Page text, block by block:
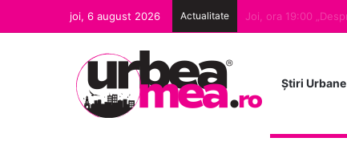
joi, 6 august 2026 Actualitate
Ştiri Urbane